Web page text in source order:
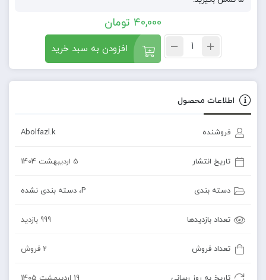
40,000 تومان
افزودن به سبد خرید
اطلاعات محصول
فروشنده Abolfazl.k
تاریخ انتشار 5 اردیبهشت 1404
دسته بندی P، دسته بندی نشده
تعداد بازدیدها 999 بازدید
تعداد فروش 2 فروش